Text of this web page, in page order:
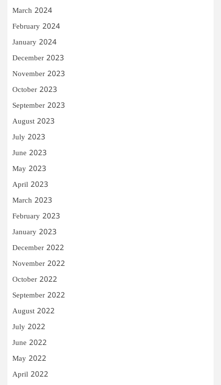
March 2024
February 2024
January 2024
December 2023
November 2023
October 2023
September 2023
August 2023
July 2023
June 2023
May 2023
April 2023
March 2023
February 2023
January 2023
December 2022
November 2022
October 2022
September 2022
August 2022
July 2022
June 2022
May 2022
April 2022